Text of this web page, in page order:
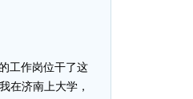
工作岗位干了这
在济南上大学，